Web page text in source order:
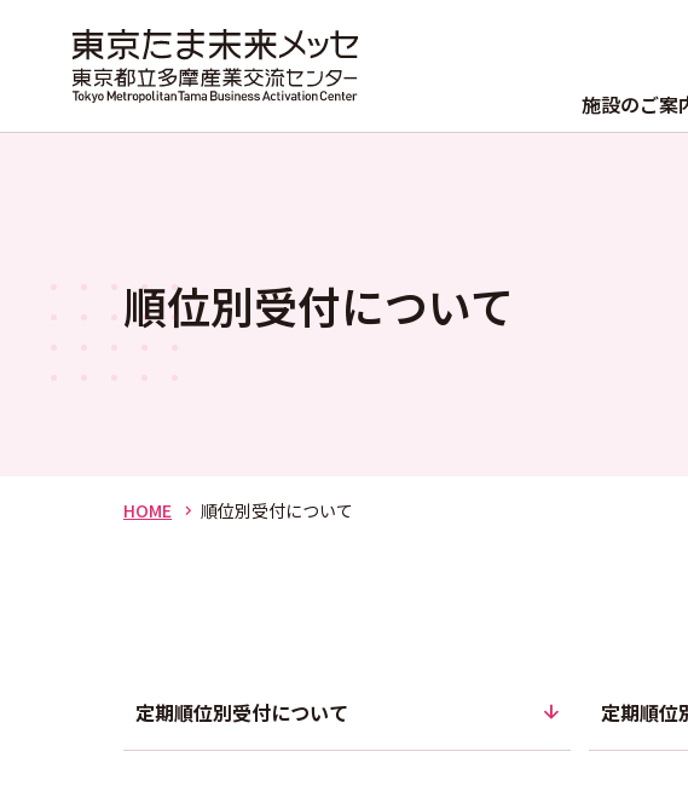
施設のご案
順位別受付について
HOME 順位別受付について
定期順位別受付について 定期順位